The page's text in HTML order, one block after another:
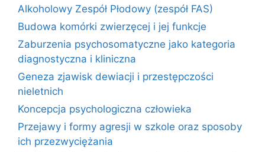
Alkoholowy Zespół Płodowy (zespół FAS)
Budowa komórki zwierzęcej i jej funkcje
Zaburzenia psychosomatyczne jako kategoria
diagnostyczna i kliniczna
Geneza zjawisk dewiacji i przestępczości
nieletnich
Koncepcja psychologiczna człowieka
Przejawy i formy agresji w szkole oraz sposoby
ich przezwyciężania